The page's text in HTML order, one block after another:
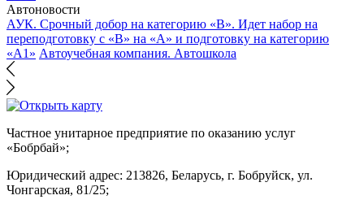
Автоновости
АУК. Срочный добор на категорию «В». Идет набор на
переподготовку с «В» на «А» и подготовку на категорию
«А1» Автоучебная компания. Автошкола
Частное унитарное предприятие по оказанию услуг
«Бобрбай»;
Юридический адрес: 213826, Беларусь, г. Бобруйск, ул.
Чонгарская, 81/25;